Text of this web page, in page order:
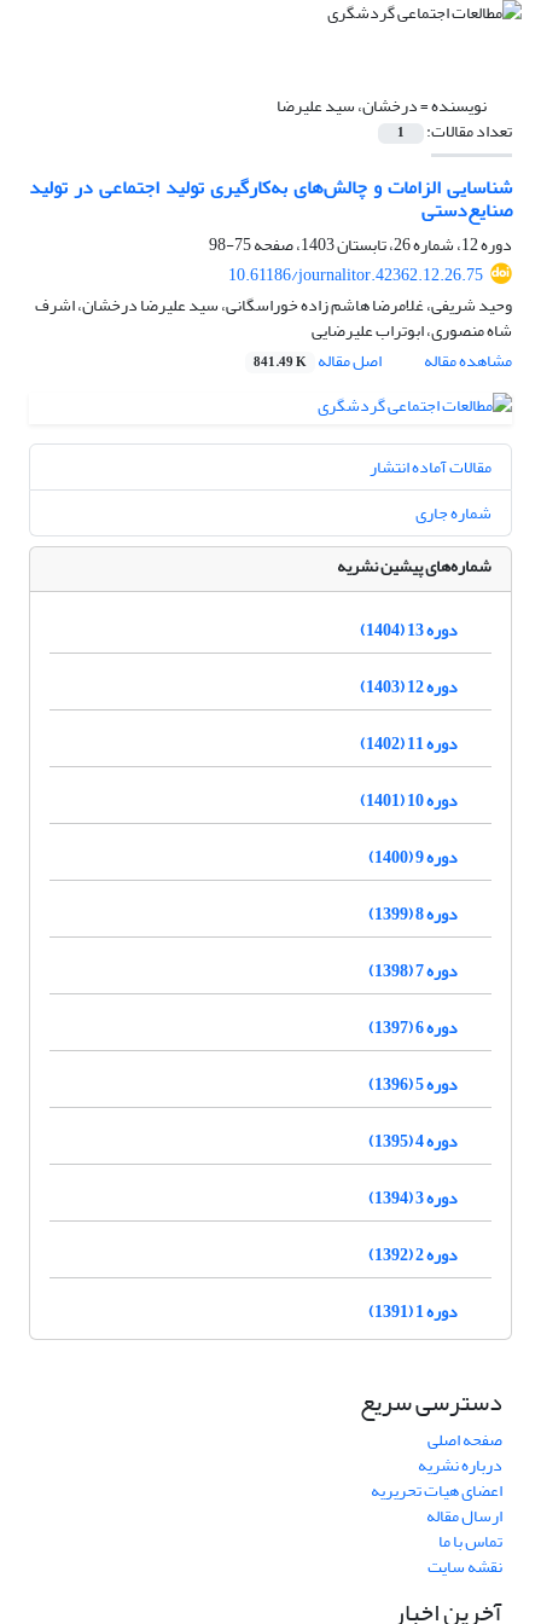
نویسنده =درخشان، سید علیرضا
تعداد مقالات: 1
شناسایی الزامات و چالش‌‌های به‌کارگیری تولید اجتماعی در تولید
صنایع‌دستی
دوره 12، شماره 26، تابستان 1403، صفحه
75-98
10.61186/journalitor.42362.12.26.75
وحید شریفی، غلامرضا هاشم زاده خوراسگانی، سید علیرضا درخشان، اشرف
شاه منصوری، ابوتراب علیرضایی
مشاهده مقاله
اصل مقاله 841.49 K
مقالات آماده انتشار
شماره جاری
شماره‌های پیشین نشریه
دوره 13 (1404)
دوره 12 (1403)
دوره 11 (1402)
دوره 10 (1401)
دوره 9 (1400)
دوره 8 (1399)
دوره 7 (1398)
دوره 6 (1397)
دوره 5 (1396)
دوره 4 (1395)
دوره 3 (1394)
دوره 2 (1392)
دوره 1 (1391)
دسترسی سریع
صفحه اصلی
درباره نشریه
اعضای هیات تحریریه
ارسال مقاله
تماس با ما
نقشه سایت
آخرین اخبار